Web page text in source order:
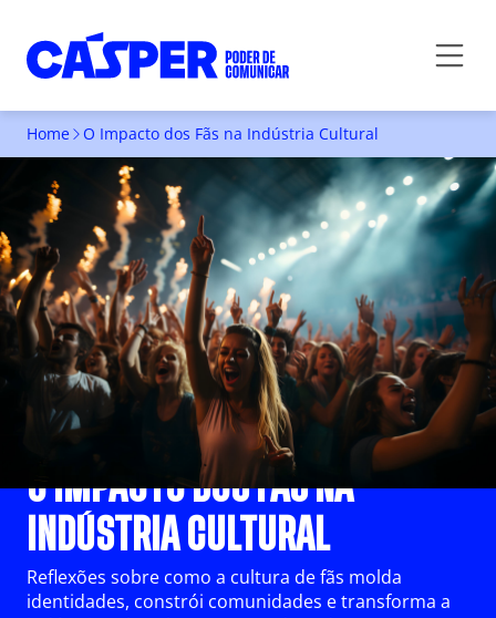
Home O Impacto dos Fãs na Indústria Cultural
O IMPACTO DOS FÃS NA
INDÚSTRIA CULTURAL
Reflexões sobre como a cultura de fãs molda
identidades, constrói comunidades e transforma a